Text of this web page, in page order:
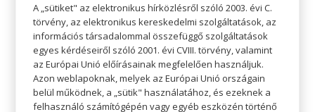
kerekíthető, aminek a végén remélhetőleg
mindenki jól is lakik.
A „sütiket" az elektronikus hírközlésről szóló 2003. évi C.
törvény, az elektronikus kereskedelmi szolgáltatások, az
információs társadalommal összefüggő szolgáltatások
egyes kérdéseiről szóló 2001. évi CVIII. törvény, valamint
az Európai Unió előírásainak megfelelően használjuk.
Azon weblapoknak, melyek az Európai Unió országain
belül működnek, a „sütik" használatához, és ezeknek a
felhasználó számítógépén vagy egyéb eszközén történő